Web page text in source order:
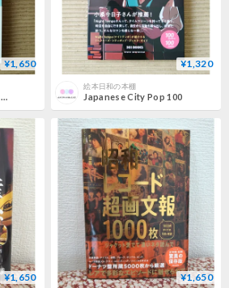
¥1,650
ホントのコイズミさん WANDERING
¥1,320
絵本日和の本棚
Japanese City Pop 100
¥1,650 ¥1,650